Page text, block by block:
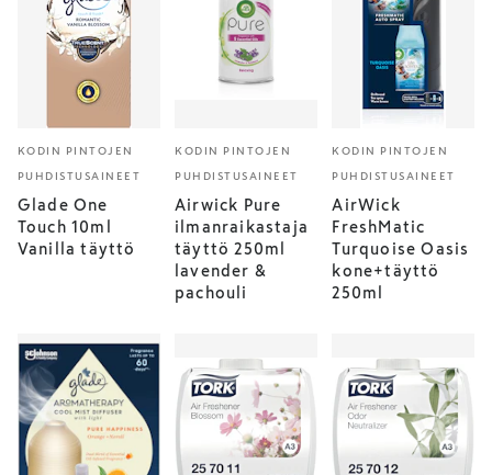
KODIN PINTOJEN
PUHDISTUSAINEET
Glade One
Touch 10ml
Vanilla täyttö
KODIN PINTOJEN
PUHDISTUSAINEET
Airwick Pure
ilmanraikastaja
täyttö 250ml
lavender &
pachouli
KODIN PINTOJEN
PUHDISTUSAINEET
AirWick
FreshMatic
Turquoise Oasis
kone+täyttö
250ml